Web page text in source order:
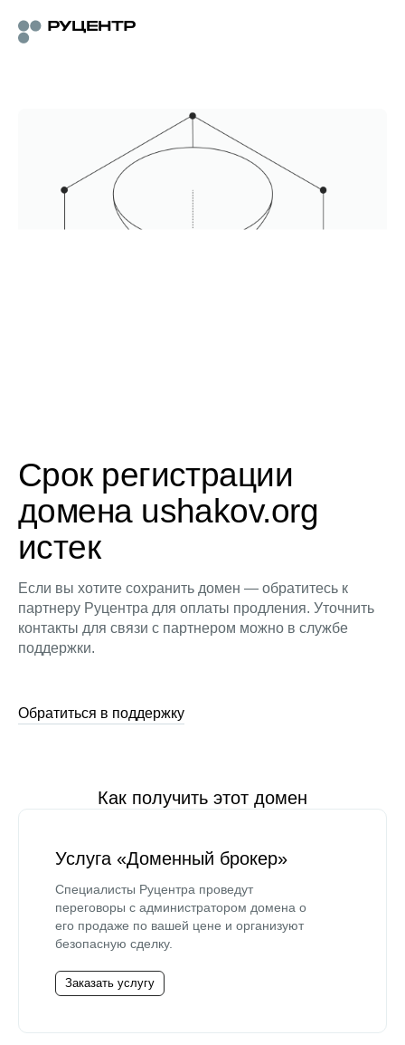
Срок регистрации
домена ushakov.org
истек
Если вы хотите сохранить домен — обратитесь к
партнеру Руцентра для оплаты продления. Уточнить
контакты для связи с партнером можно в службе
поддержки.
Обратиться в поддержку
Как получить этот домен
Услуга «Доменный брокер»
Специалисты Руцентра проведут
переговоры с администратором домена о
его продаже по вашей цене и организуют
безопасную сделку.
Заказать услугу